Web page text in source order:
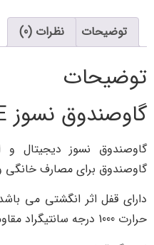
توضیحات نظرات (0)
توضیحات
گاوصندوق نسوز ONS-FE آیکو ژاپنی
گاوصندوق برای مصارف
حرارت 1000 درجه سانتیگراد مقاومت می کند.